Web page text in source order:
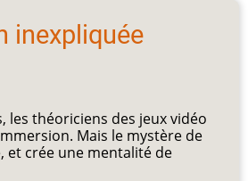
inexpliquée
les théoriciens des jeux vidéo
Mais le mystère de
et crée une mentalité de